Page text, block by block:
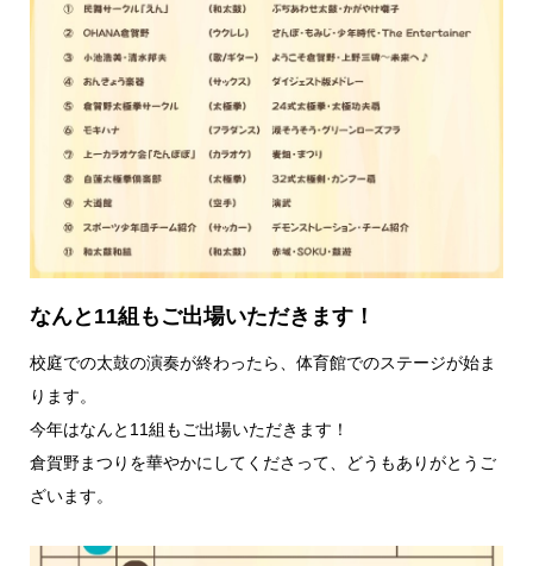
なんと11組もご出場いただきます！
校庭での太鼓の演奏が終わったら、体育館でのステージが始ま
ります。
今年はなんと11組もご出場いただきます！
倉賀野まつりを華やかにしてくださって、どうもありがとうご
ざいます。